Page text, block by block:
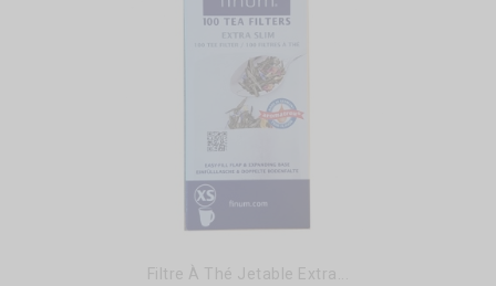
Filtre À Thé Jetable Extra...